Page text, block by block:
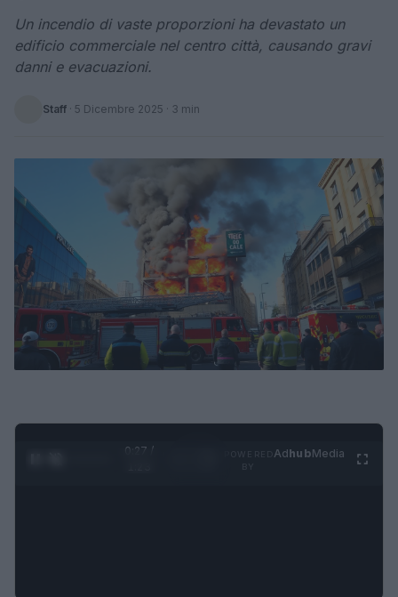
Un incendio di vaste proporzioni ha devastato un
edificio commerciale nel centro città, causando gravi
danni e evacuazioni.
Staff · 5 Dicembre 2025 · 3 min
0:28 /
AdhubMedia